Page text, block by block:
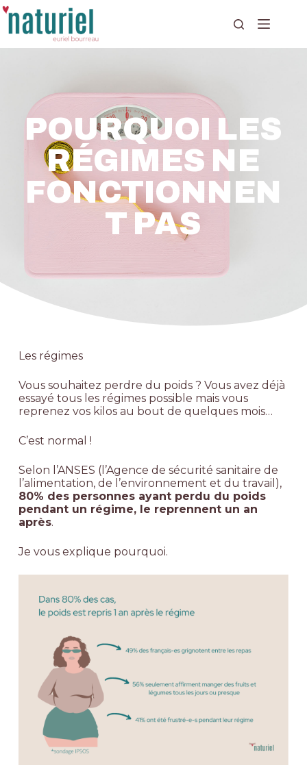
POURQUOI LES
RÉGIMES NE
FONCTIONNEN
T PAS
Les régimes
Vous souhaitez perdre du poids ? Vous avez déjà
essayé tous les régimes possible mais vous
reprenez vos kilos au bout de quelques mois…
C’est normal !
Selon l’ANSES (l’Agence de sécurité sanitaire de
l’alimentation, de l’environnement et du travail),
80% des personnes ayant perdu du poids
pendant un régime, le reprennent un an
après.
Je vous explique pourquoi.